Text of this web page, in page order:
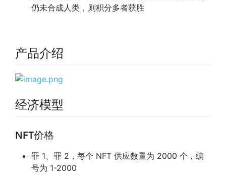
仍未合成人类，则积分多者获胜
产品介绍
经济模型
NFT价格
罪 1、罪 2，每个 NFT 供应数量为 2000 个，编
号为 1-2000